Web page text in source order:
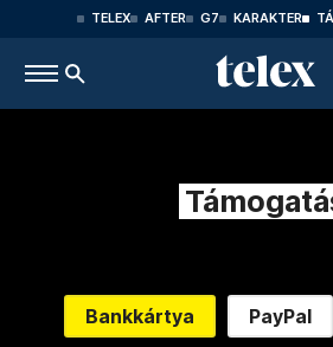
TELEX AFTER G7 KARAKTER
Bankkártya PayPal